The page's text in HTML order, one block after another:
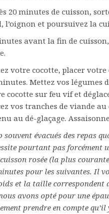
20 minutes de cuisson,
l’oignon et poursuivez la
avant la fin de
votre cocotte, placer
Mettez vos légumes
cocotte sur feu vif et
vos tranches de viande
au dé-glaçage.
souvent évacués des repas
pourtant pas forcément
rosée (la plus
pour les suivantes. Il
et la taille correspondent
avons opté pour une
prendre en compte qu’il